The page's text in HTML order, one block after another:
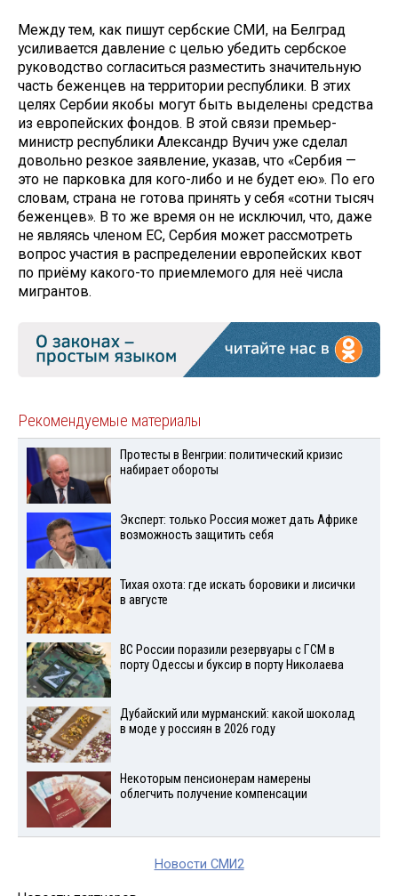
Между тем, как пишут сербские СМИ, на Белград
усиливается давление с целью убедить сербское
руководство согласиться разместить значительную
часть беженцев на территории республики. В этих
целях Сербии якобы могут быть выделены средства
из европейских фондов. В этой связи премьер-
министр республики Александр Вучич уже сделал
довольно резкое заявление, указав, что «Сербия —
это не парковка для кого-либо и не будет ею». По его
словам, страна не готова принять у себя «сотни тысяч
беженцев». В то же время он не исключил, что, даже
не являясь членом ЕС, Сербия может рассмотреть
вопрос участия в распределении европейских квот
по приёму какого-то приемлемого для неё числа
мигрантов.
Рекомендуемые материалы
Протесты в Венгрии: политический кризис
набирает обороты
Эксперт: только Россия может дать Африке
возможность защитить себя
Тихая охота: где искать боровики и лисички
в августе
ВС России поразили резервуары с ГСМ в
порту Одессы и буксир в порту Николаева
Дубайский или мурманский: какой шоколад
в моде у россиян в 2026 году
Некоторым пенсионерам намерены
облегчить получение компенсации
Новости СМИ2